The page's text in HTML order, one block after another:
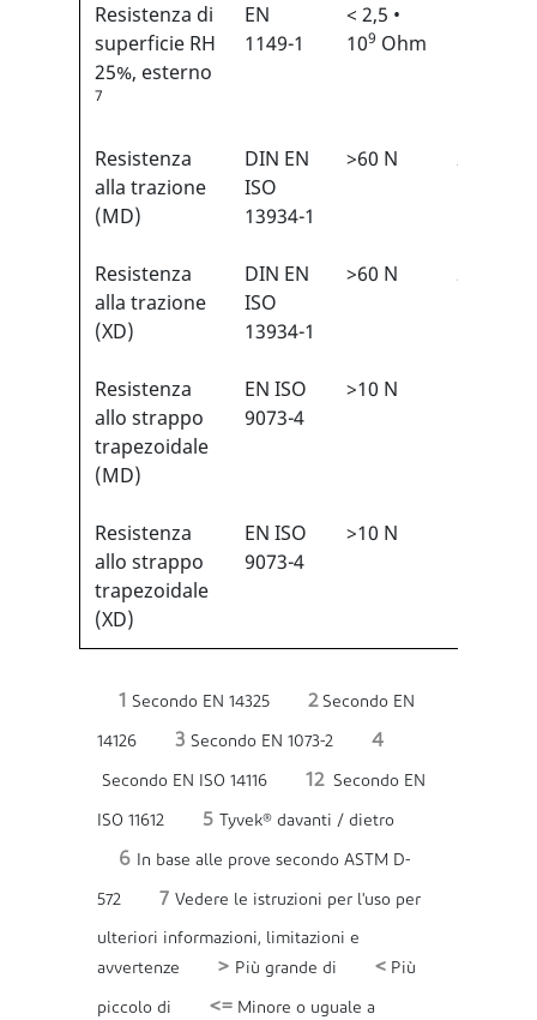
Resistenza di
superficie RH
25%, esterno
7
EN
1149-1
< 2,5 •
109 Ohm
Resistenza
alla trazione
(MD)
DIN EN
ISO
13934-1
>60 N 2/6
Resistenza
alla trazione
(XD)
DIN EN
ISO
13934-1
>60 N 2/6
Resistenza
allo strappo
trapezoidale
(MD)
EN ISO
9073-4
>10 N
Resistenza
allo strappo
trapezoidale
(XD)
EN ISO
9073-4
>10 N
1 Secondo EN 14325 2Secondo EN
14126 3 Secondo EN 1073-2 4
Secondo EN ISO 14116 12Secondo EN
ISO 11612 5 Tyvek® davanti / dietro
6 In base alle prove secondo ASTM D-
572 7 Vedere le istruzioni per l'uso per
ulteriori informazioni, limitazioni e
avvertenze
> Più grande di < Più
piccolo di <= Minore o uguale a